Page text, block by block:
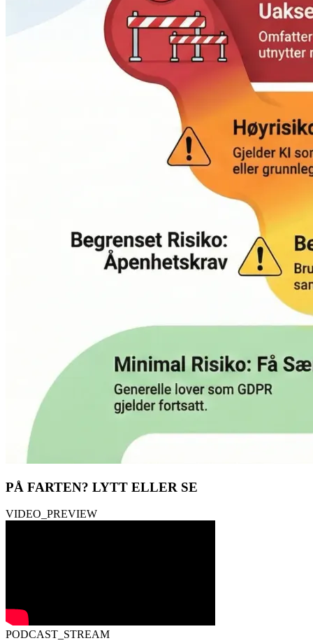
PÅ FARTEN? LYTT ELLER SE
VIDEO_PREVIEW
PODCAST_STREAM